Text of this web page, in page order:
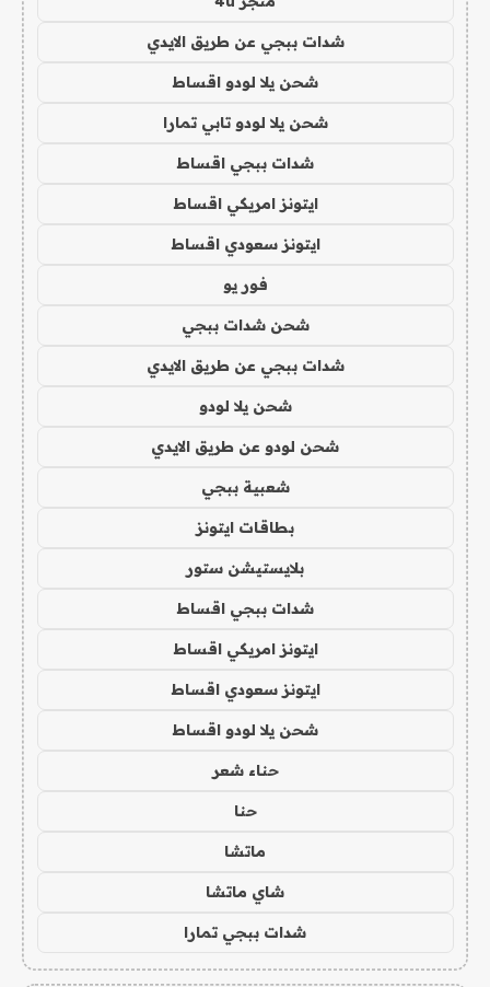
شدات ببجي عن طريق الايدي
شحن يلا لودو اقساط
شحن يلا لودو تابي تمارا
شدات ببجي اقساط
ايتونز امريكي اقساط
ايتونز سعودي اقساط
فور يو
شحن شدات ببجي
شدات ببجي عن طريق الايدي
شحن يلا لودو
شحن لودو عن طريق الايدي
شعبية ببجي
بطاقات ايتونز
بلايستيشن ستور
شدات ببجي اقساط
ايتونز امريكي اقساط
ايتونز سعودي اقساط
شحن يلا لودو اقساط
حناء شعر
حنا
ماتشا
شاي ماتشا
شدات ببجي تمارا